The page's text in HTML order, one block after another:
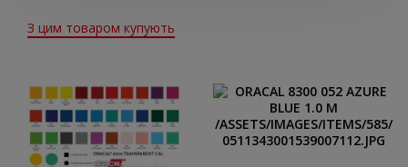
З цим товаром купують